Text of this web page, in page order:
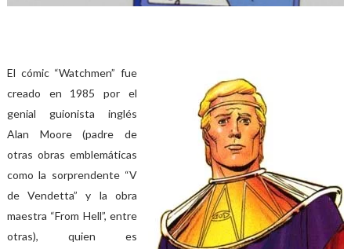
El cómic “Watchmen” fue
creado en 1985 por el
genial guionista inglés
Alan Moore (padre de
otras obras emblemáticas
como la sorprendente “V
de Vendetta” y la obra
maestra “From Hell”, entre
otras), quien es